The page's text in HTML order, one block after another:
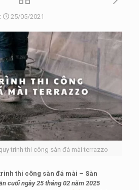
25/05/2021
trình thi công sàn đá mài terrazzo
thi công sàn đá mài – Sàn
cuối ngày 25 tháng 02 năm 2025